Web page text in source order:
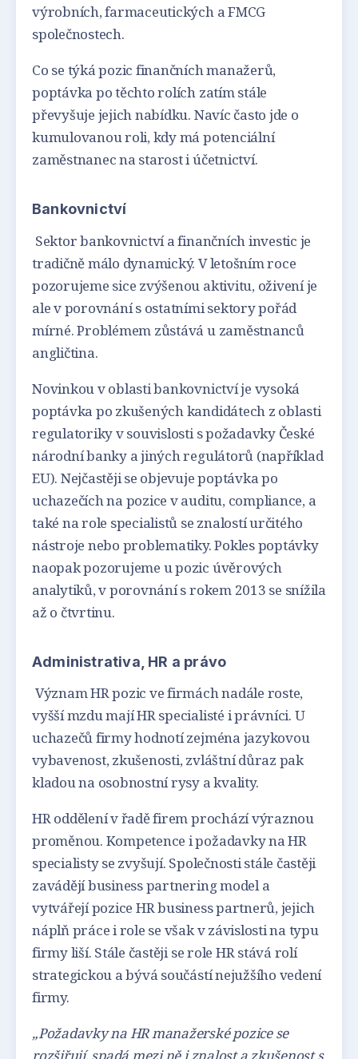
výrobních, farmaceutických a FMCG
společnostech.
Co se týká pozic finančních manažerů,
poptávka po těchto rolích zatím stále
převyšuje jejich nabídku. Navíc často jde o
kumulovanou roli, kdy má potenciální
zaměstnanec na starost i účetnictví.
Bankovnictví
Sektor bankovnictví a finančních investic je
tradičně málo dynamický. V letošním roce
pozorujeme sice zvýšenou aktivitu, oživení je
ale v porovnání s ostatními sektory pořád
mírné. Problémem zůstává u zaměstnanců
angličtina.
Novinkou v oblasti bankovnictví je vysoká
poptávka po zkušených kandidátech z oblasti
regulatoriky v souvislosti s požadavky České
národní banky a jiných regulátorů (například
EU). Nejčastěji se objevuje poptávka po
uchazečích na pozice v auditu, compliance, a
také na role specialistů se znalostí určitého
nástroje nebo problematiky. Pokles poptávky
naopak pozorujeme u pozic úvěrových
analytiků, v porovnání s rokem 2013 se snížila
až o čtvrtinu.
Administrativa, HR a právo
Význam HR pozic ve firmách nadále roste,
vyšší mzdu mají HR specialisté i právníci. U
uchazečů firmy hodnotí zejména jazykovou
vybavenost, zkušenosti, zvláštní důraz pak
kladou na osobnostní rysy a kvality.
HR oddělení v řadě firem prochází výraznou
proměnou. Kompetence i požadavky na HR
specialisty se zvyšují. Společnosti stále častěji
zavádějí business partnering model a
vytvářejí pozice HR business partnerů, jejich
náplň práce i role se však v závislosti na typu
firmy liší. Stále častěji se role HR stává rolí
strategickou a bývá součástí nejužšího vedení
firmy.
„Požadavky na HR manažerské pozice se